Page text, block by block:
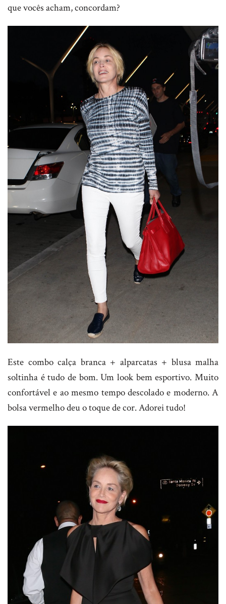
que vocês acham, concordam?
Este combo calça branca + alparcatas + blusa malha
soltinha é tudo de bom. Um look bem esportivo. Muito
confortável e ao mesmo tempo descolado e moderno. A
bolsa vermelho deu o toque de cor. Adorei tudo!